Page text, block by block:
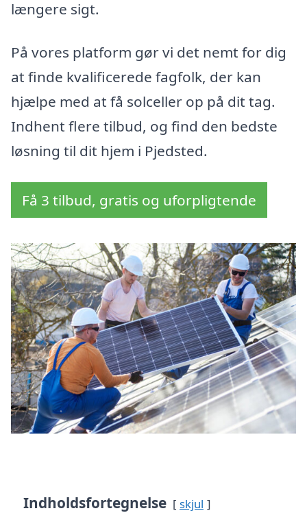
længere sigt.
På vores platform gør vi det nemt for dig
at finde kvalificerede fagfolk, der kan
hjælpe med at få solceller op på dit tag.
Indhent flere tilbud, og find den bedste
løsning til dit hjem i Pjedsted.
Få 3 tilbud, gratis og uforpligtende
Indholdsfortegnelse skjul